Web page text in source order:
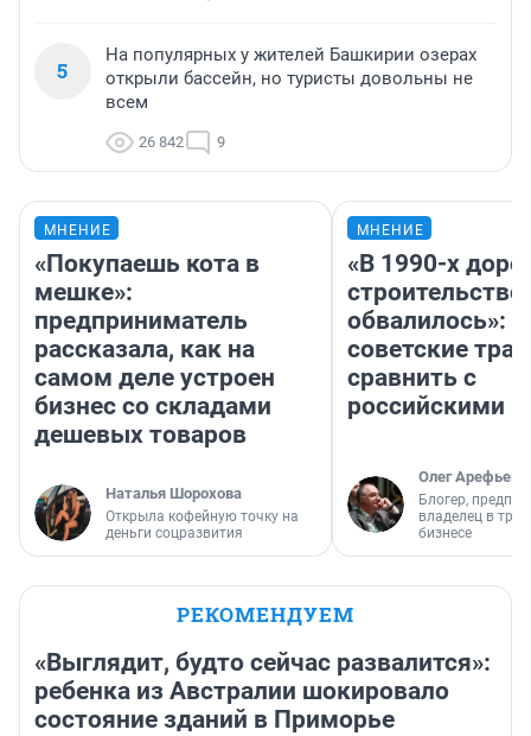
5
На популярных у жителей Башкирии озерах
открыли бассейн, но туристы довольны не
всем
26 842 9
МНЕНИЕ
«Покупаешь кота в
мешке»:
предприниматель
рассказала, как на
самом деле устроен
бизнес со складами
дешевых товаров
Наталья Шорохова
Открыла кофейную точку на
деньги соцразвития
МНЕНИЕ
«В 1990-х
строительство
обвалилось»:
советские
сравнить с
российскими
Олег Арефьев
Блогер,
владелец в
бизнесе
РЕКОМЕНДУЕМ
«Выглядит, будто сейчас развалится»:
ребенка из Австралии шокировало
состояние зданий в Приморье